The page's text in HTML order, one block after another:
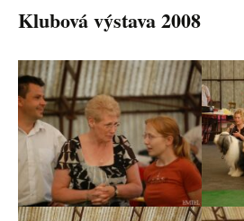
Klubová výstava 2008